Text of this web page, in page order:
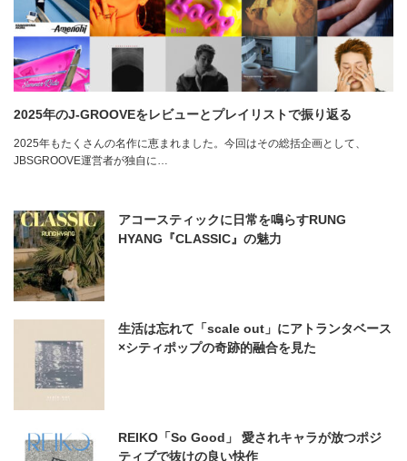
2025年のJ-GROOVEをレビューとプレイリストで振り返る
2025年もたくさんの名作に恵まれました。今回はその総括企画として、
JBSGROOVE運営者が独自に…
アコースティックに日常を鳴らすRUNG
HYANG『CLASSIC』の魅力
生活は忘れて「scale out」にアトランタベース
×シティポップの奇跡的融合を見た
REIKO「So Good」 愛されキャラが放つポジ
ティブで抜けの良い快作